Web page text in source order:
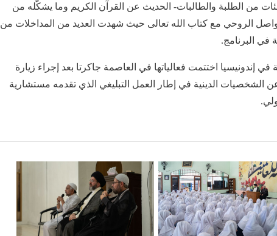
من الطلبة والطالبات- الحديث عن القرآن الكريم وما يشكّله من
الروحي مع كتاب الله تعالى حيث شهدت العديد من المداخلات من
في البرنامج.
إندونيسيا اختتمت فعالياتها في العاصمة جاكرتا بعد إجراء زيارة
الدينية في إطار العمل التبليغي الذي تقدمه مستشارية